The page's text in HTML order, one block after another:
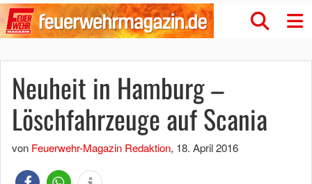
Neuheit in Hamburg –
Löschfahrzeuge auf Scania
von Feuerwehr-Magazin Redaktion, 18. April 2016